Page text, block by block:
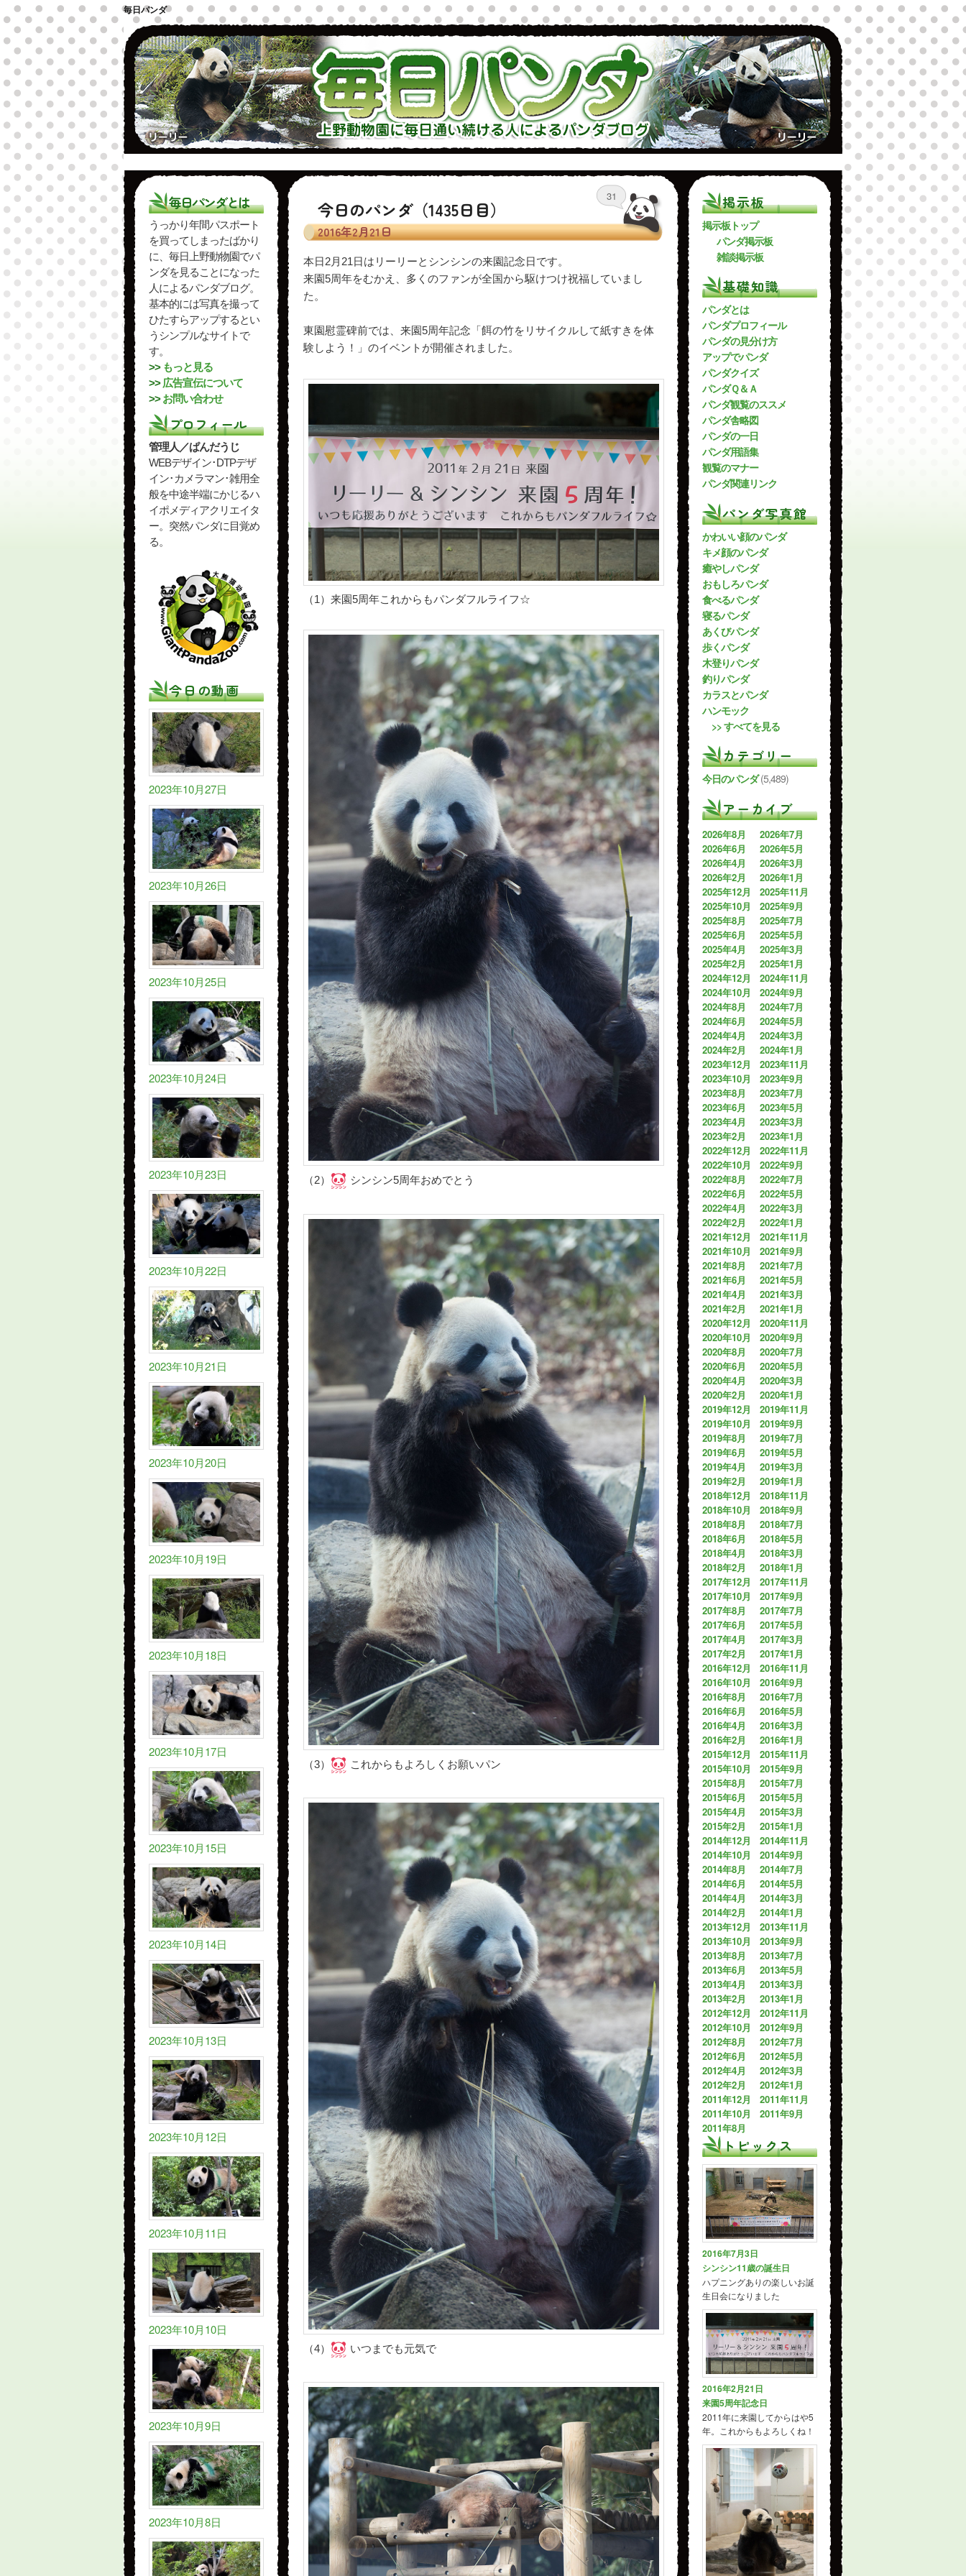
毎日パンダ
毎日パンダとは
うっかり年間パスポート
を買ってしまったばかり
に、毎日上野動物園でパ
ンダを見ることになった
人によるパンダブログ。
基本的には写真を撮って
ひたすらアップするとい
うシンプルなサイトで
す。
>> もっと見る
>>広告宣伝について
>>お問い合わせ
プロフィール
管理人／ぱんだうじ
WEBデザイン･DTPデザ
イン･カメラマン･雑用全
般を中途半端にかじるハ
イポメディアクリエイタ
ー。突然パンダに目覚め
る。
今日の動画
2023年10月27日
2023年10月26日
2023年10月25日
2023年10月24日
2023年10月23日
2023年10月22日
2023年10月21日
2023年10月20日
2023年10月19日
2023年10月18日
2023年10月17日
2023年10月15日
2023年10月14日
2023年10月13日
2023年10月12日
2023年10月11日
2023年10月10日
2023年10月9日
2023年10月8日
今日のパンダ（1435日目）
2016年2月21日
31
本日2月21日はリーリーとシンシンの来園記念日です。
来園5周年をむかえ、多くのファンが全国から駆けつけ祝福していまし
た。
東園慰霊碑前では、来園5周年記念「餌の竹をリサイクルして紙すきを体
験しよう！」のイベントが開催されました。
（1）来園5周年これからもパンダフルライフ☆
（2） シンシン5周年おめでとう
（3） これからもよろしくお願いパン
（4） いつまでも元気で
掲示板
掲示板トップ
パンダ掲示板
雑談掲示板
基礎知識
パンダとは
パンダプロフィール
パンダの見分け方
アップでパンダ
パンダクイズ
パンダＱ＆Ａ
パンダ観覧のススメ
パンダ舎略図
パンダの一日
パンダ用語集
観覧のマナー
パンダ関連リンク
パンダ写真館
かわいい顔のパンダ
キメ顔のパンダ
癒やしパンダ
おもしろパンダ
食べるパンダ
寝るパンダ
あくびパンダ
歩くパンダ
木登りパンダ
釣りパンダ
カラスとパンダ
ハンモック
>> すべてを見る
カテゴリー
今日のパンダ(5,489)
アーカイブ
2026年8月
2026年7月
2026年6月
2026年5月
2026年4月
2026年3月
2026年2月
2026年1月
2025年12月
2025年11月
2025年10月
2025年9月
2025年8月
2025年7月
2025年6月
2025年5月
2025年4月
2025年3月
2025年2月
2025年1月
2024年12月
2024年11月
2024年10月
2024年9月
2024年8月
2024年7月
2024年6月
2024年5月
2024年4月
2024年3月
2024年2月
2024年1月
2023年12月
2023年11月
2023年10月
2023年9月
2023年8月
2023年7月
2023年6月
2023年5月
2023年4月
2023年3月
2023年2月
2023年1月
2022年12月
2022年11月
2022年10月
2022年9月
2022年8月
2022年7月
2022年6月
2022年5月
2022年4月
2022年3月
2022年2月
2022年1月
2021年12月
2021年11月
2021年10月
2021年9月
2021年8月
2021年7月
2021年6月
2021年5月
2021年4月
2021年3月
2021年2月
2021年1月
2020年12月
2020年11月
2020年10月
2020年9月
2020年8月
2020年7月
2020年6月
2020年5月
2020年4月
2020年3月
2020年2月
2020年1月
2019年12月
2019年11月
2019年10月
2019年9月
2019年8月
2019年7月
2019年6月
2019年5月
2019年4月
2019年3月
2019年2月
2019年1月
2018年12月
2018年11月
2018年10月
2018年9月
2018年8月
2018年7月
2018年6月
2018年5月
2018年4月
2018年3月
2018年2月
2018年1月
2017年12月
2017年11月
2017年10月
2017年9月
2017年8月
2017年7月
2017年6月
2017年5月
2017年4月
2017年3月
2017年2月
2017年1月
2016年12月
2016年11月
2016年10月
2016年9月
2016年8月
2016年7月
2016年6月
2016年5月
2016年4月
2016年3月
2016年2月
2016年1月
2015年12月
2015年11月
2015年10月
2015年9月
2015年8月
2015年7月
2015年6月
2015年5月
2015年4月
2015年3月
2015年2月
2015年1月
2014年12月
2014年11月
2014年10月
2014年9月
2014年8月
2014年7月
2014年6月
2014年5月
2014年4月
2014年3月
2014年2月
2014年1月
2013年12月
2013年11月
2013年10月
2013年9月
2013年8月
2013年7月
2013年6月
2013年5月
2013年4月
2013年3月
2013年2月
2013年1月
2012年12月
2012年11月
2012年10月
2012年9月
2012年8月
2012年7月
2012年6月
2012年5月
2012年4月
2012年3月
2012年2月
2012年1月
2011年12月
2011年11月
2011年10月
2011年9月
2011年8月
トピックス
2016年7月3日
シンシン11歳の誕生日
ハプニングありの楽しいお誕
生日会になりました
2016年2月21日
来園5周年記念日
2011年に来園してからはや5
年。これからもよろしくね！